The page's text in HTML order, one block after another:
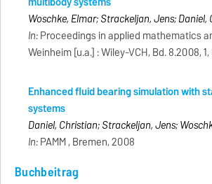
Woschke, Elmar; Strackeljan, Jens; Daniel,
In:Proceedings in applied mathematics
Weinheim [u.a.] : Wiley-VCH, Bd. 8.2008, 1,
Enhanced fluid bearing simulation with
systems
Daniel, Christian; Strackeljan, Jens;
In:PAMM , Bremen, 2008
Buchbeitrag